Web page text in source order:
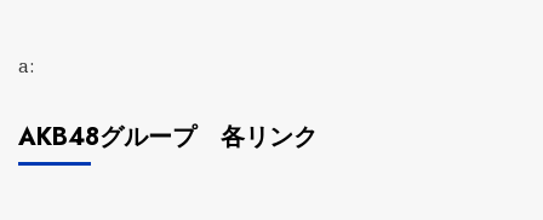
a:
AKB48グループ 各リンク